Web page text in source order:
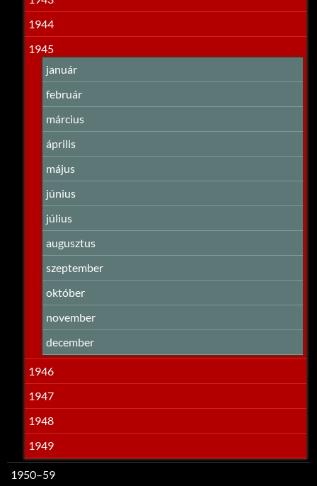
1944
1945
január
február
március
április
május
június
július
augusztus
szeptember
október
november
december
1946
1947
1948
1949
1950–59